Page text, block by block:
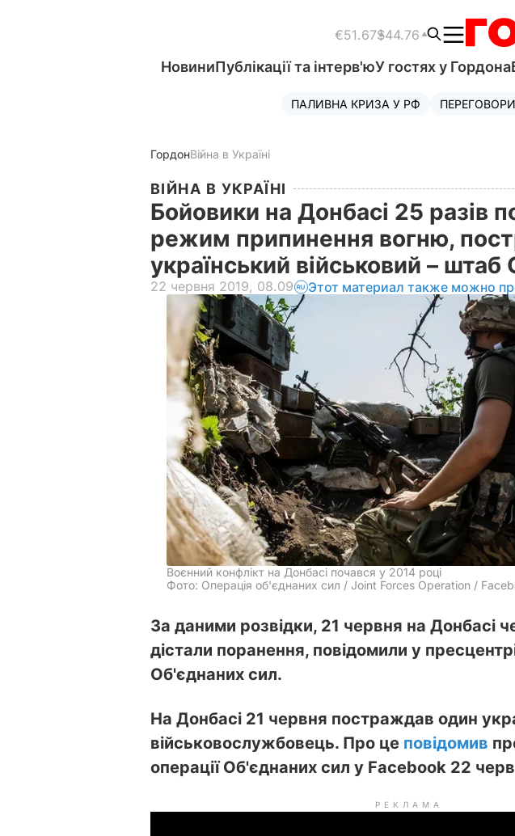
€51.67$44.76
НовиниПублікації та інтерв'юУ гостях у Гордона
ПАЛИВНА КРИЗА У РФ
ГордонВійна в Україні
ВІЙНА В УКРАЇНІ
Бойовики на Донбасі 25 разів
режим припинення вогню,
український військовий –
22 червня 2019, 08.09 Этот материал также можно
Воєнний конфлікт на Донбасі почався у 2014 році
Фото: Операція об'єднаних сил / Joint Forces Operation /
За даними розвідки, 21 червня на Донбасі
дістали поранення, повідомили у
Об'єднаних сил.
На Донбасі 21 червня постраждав один
військовослужбовець. Про це повідомив
операції Об'єднаних сил у Facebook 22
РЕКЛАМА